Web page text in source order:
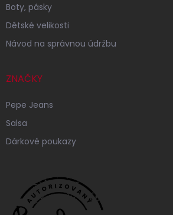
Boty, pásky
Dětské velikosti
Návod na správnou údržbu
ZNAČKY
Pepe Jeans
Salsa
Dárkové poukazy